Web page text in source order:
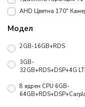
AHD Цветна 170"
Модел
2GB-16GB+RDS
3GB-
32GB+RDS+DSP+4G
8 ядрен CPU 6GB-